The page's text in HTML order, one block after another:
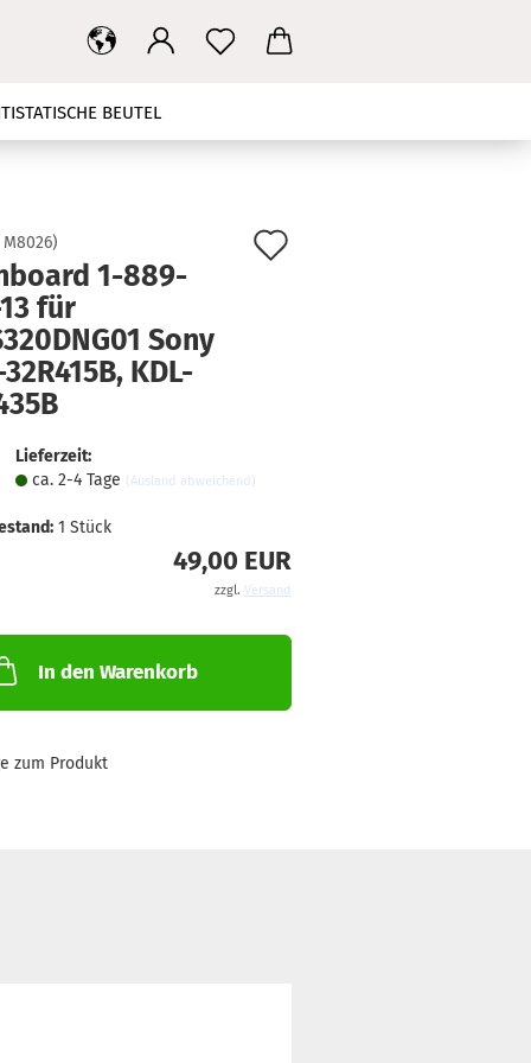
BEUTEL
KONTAKT
M8026)
1-889-
für
Sony
KDL-
Lieferzeit:
ca. 2-4 Tage (Ausland abweichend)
1 Stück
49,00 EUR
zzgl. Versand
In den Warenkorb
zum Produkt